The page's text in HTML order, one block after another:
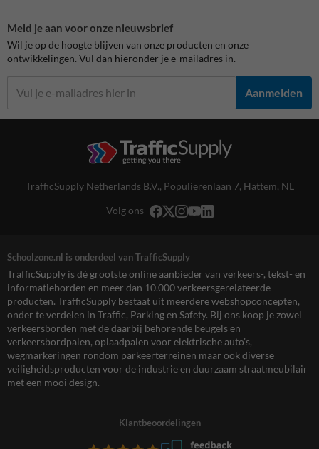
Meld je aan voor onze nieuwsbrief
Wil je op de hoogte blijven van onze producten en onze
ontwikkelingen. Vul dan hieronder je e-mailadres in.
Aanmelden
TrafficSupply Netherlands B.V., Populierenlaan 7, Hattem, NL
Volg ons
Schoolzone.nl is onderdeel van TrafficSupply
TrafficSupply is dé grootste online aanbieder van verkeers-, tekst- en
informatieborden en meer dan 10.000 verkeersgerelateerde
producten. TrafficSupply bestaat uit meerdere webshopconcepten,
onder te verdelen in Traffic, Parking en Safety. Bij ons koop je zowel
verkeersborden met de daarbij behorende beugels en
verkeersbordpalen, oplaadpalen voor elektrische auto’s,
wegmarkeringen rondom parkeerterreinen maar ook diverse
veiligheidsproducten voor de industrie en duurzaam straatmeubilair
met een mooi design.
Klantbeoordelingen